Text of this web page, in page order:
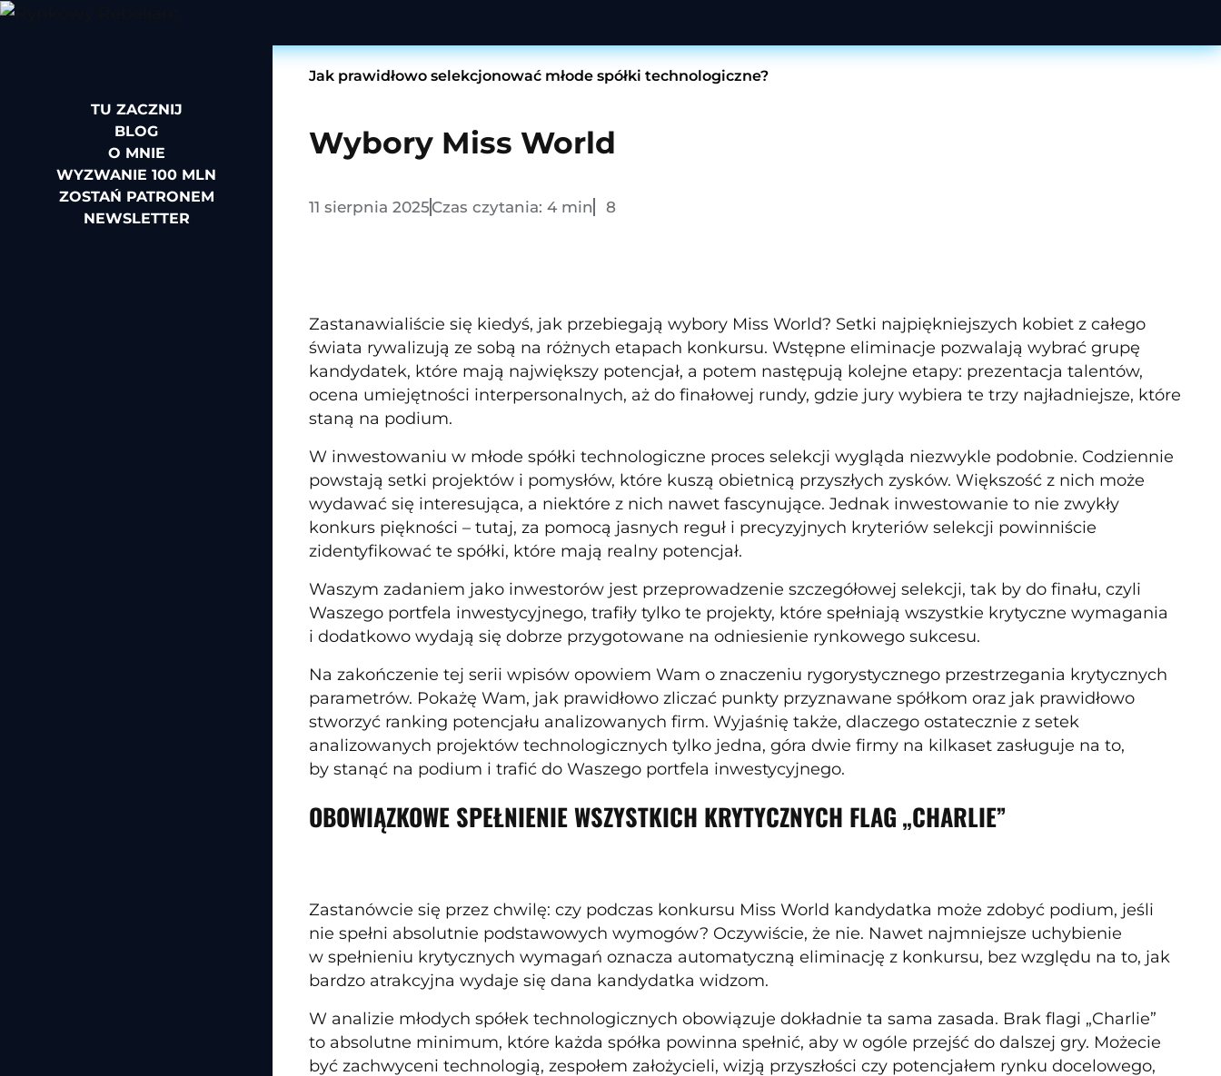
TU ZACZNIJ
BLOG
O MNIE
WYZWANIE 100 MLN
ZOSTAŃ PATRONEM
NEWSLETTER
Jak prawidłowo selekcjonować młode spółki technologiczne?
Wybory Miss World
11 sierpnia 2025 Czas czytania: 4 min 8
Zastanawialiście się kiedyś, jak przebiegają wybory Miss World? Setki najpiękniejszych kobiet z całego
świata rywalizują ze sobą na różnych etapach konkursu. Wstępne eliminacje pozwalają wybrać grupę
kandydatek, które mają największy potencjał, a potem następują kolejne etapy: prezentacja talentów,
ocena umiejętności interpersonalnych, aż do finałowej rundy, gdzie jury wybiera te trzy najładniejsze, które
staną na podium.
W inwestowaniu w młode spółki technologiczne proces selekcji wygląda niezwykle podobnie. Codziennie
powstają setki projektów i pomysłów, które kuszą obietnicą przyszłych zysków. Większość z nich może
wydawać się interesująca, a niektóre z nich nawet fascynujące. Jednak inwestowanie to nie zwykły
konkurs piękności – tutaj, za pomocą jasnych reguł i precyzyjnych kryteriów selekcji powinniście
zidentyfikować te spółki, które mają realny potencjał.
Waszym zadaniem jako inwestorów jest przeprowadzenie szczegółowej selekcji, tak by do finału, czyli
Waszego portfela inwestycyjnego, trafiły tylko te projekty, które spełniają wszystkie krytyczne wymagania
i dodatkowo wydają się dobrze przygotowane na odniesienie rynkowego sukcesu.
Na zakończenie tej serii wpisów opowiem Wam o znaczeniu rygorystycznego przestrzegania krytycznych
parametrów. Pokażę Wam, jak prawidłowo zliczać punkty przyznawane spółkom oraz jak prawidłowo
stworzyć ranking potencjału analizowanych firm. Wyjaśnię także, dlaczego ostatecznie z setek
analizowanych projektów technologicznych tylko jedna, góra dwie firmy na kilkaset zasługuje na to,
by stanąć na podium i trafić do Waszego portfela inwestycyjnego.
OBOWIĄZKOWE SPEŁNIENIE WSZYSTKICH KRYTYCZNYCH FLAG „CHARLIE”
Zastanówcie się przez chwilę: czy podczas konkursu Miss World kandydatka może zdobyć podium, jeśli
nie spełni absolutnie podstawowych wymogów? Oczywiście, że nie. Nawet najmniejsze uchybienie
w spełnieniu krytycznych wymagań oznacza automatyczną eliminację z konkursu, bez względu na to, jak
bardzo atrakcyjna wydaje się dana kandydatka widzom.
W analizie młodych spółek technologicznych obowiązuje dokładnie ta sama zasada. Brak flagi „Charlie”
to absolutne minimum, które każda spółka powinna spełnić, aby w ogóle przejść do dalszej gry. Możecie
być zachwyceni technologią, zespołem założycieli, wizją przyszłości czy potencjałem rynku docelowego,